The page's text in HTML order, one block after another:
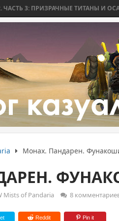
ТИТАНЫ И ОСАДА НА ИЗМОР
Монах. Пандарен.
Mists of Pandaria 8
Reddit Pin it